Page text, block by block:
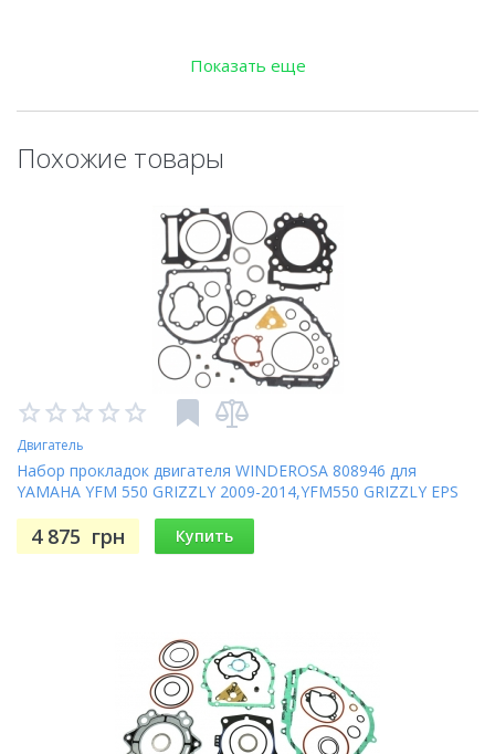
Показать еще
Похожие товары
Двигатель
Набор прокладок двигателя WINDEROSA 808946 для
YAMAHA YFM 550 GRIZZLY 2009-2014,YFM550 GRIZZLY EPS
4 875 грн Купить